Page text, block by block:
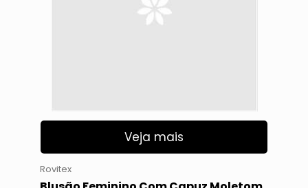
Veja mais
Rovitex